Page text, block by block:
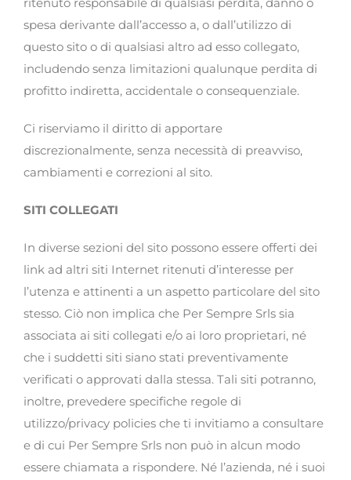
spesa derivante dall’accesso a, o dall’utilizzo di
questo sito o di qualsiasi altro ad esso collegato,
includendo senza limitazioni qualunque perdita di
profitto indiretta, accidentale o consequenziale.
Ci riserviamo il diritto di apportare
discrezionalmente, senza necessità di preavviso,
cambiamenti e correzioni al sito.
SITI COLLEGATI
In diverse sezioni del sito possono essere offerti dei
link ad altri siti Internet ritenuti d’interesse per
l’utenza e attinenti a un aspetto particolare del sito
stesso. Ciò non implica che Per Sempre Srls sia
associata ai siti collegati e/o ai loro proprietari, né
che i suddetti siti siano stati preventivamente
verificati o approvati dalla stessa. Tali siti potranno,
inoltre, prevedere specifiche regole di
utilizzo/privacy policies che ti invitiamo a consultare
e di cui Per Sempre Srls non può in alcun modo
essere chiamata a rispondere. Né l’azienda, né i suoi